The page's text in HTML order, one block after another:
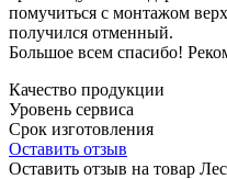
помучиться с монтажом
получился отменный.
Большое всем спасибо!
Качество продукции
Уровень сервиса
Срок изготовления
Оставить отзыв
Оставить отзыв на товар